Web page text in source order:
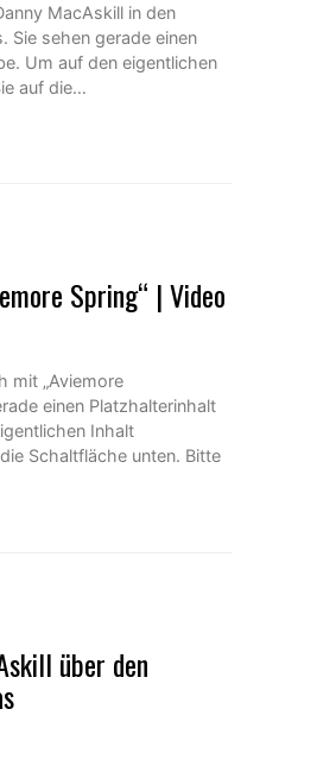
MacAskill in den
Sie sehen gerade einen
Um auf den eigentlichen
auf die…
Spring“ | Video
mit „Aviemore
einen Platzhalterinhalt
Inhalt
Schaltfläche unten. Bitte
über den